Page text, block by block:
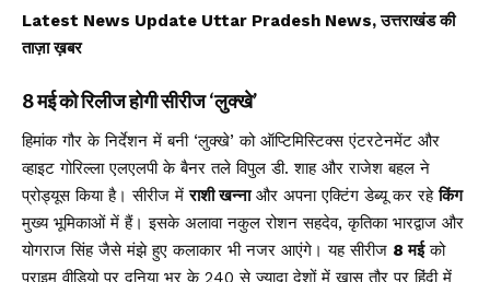
Latest News Update Uttar Pradesh News, उत्तराखंड की
ताज़ा ख़बर
8 मई को रिलीज होगी सीरीज ‘लुक्खे’
हिमांक गौर के निर्देशन में बनी ‘लुक्खे’ को ऑप्टिमिस्टिक्स एंटरटेनमेंट और
व्हाइट गोरिल्ला एलएलपी के बैनर तले विपुल डी. शाह और राजेश बहल ने
प्रोड्यूस किया है। सीरीज मेंराशी खन्नाऔर अपना एक्टिंग डेब्यू कर रहेकिंग
मुख्य भूमिकाओं में हैं। इसके अलावा नकुल रोशन सहदेव, कृतिका भारद्वाज और
योगराज सिंह जैसे मंझे हुए कलाकार भी नजर आएंगे। यह सीरीज 8 मईको
प्राइम वीडियो पर दुनिया भर के 240 से ज्यादा देशों में खास तौर पर हिंदी में